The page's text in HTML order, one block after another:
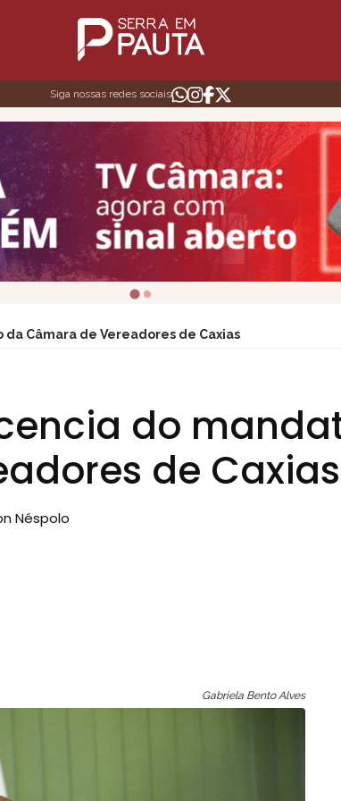
Siga nossas redes sociais
da Câmara de Vereadores de Caxias
do
de Caxias
Néspolo
Gabriela Bento Alves